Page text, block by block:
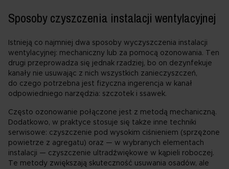
Sposoby czyszczenia instalacji wentylacyjnej
Istnieją co najmniej dwa sposoby wyczyszczenia instalacji
wentylacyjnej: mechaniczny lub za pomocą ozonowania. Ten
drugi przeprowadza się jednak rzadziej, bo on dezynfekuje
kanały nie usuwając z nich wszystkich zanieczyszczeń,
do czego potrzebna jest fizyczna ingerencja w kanał
odpowiedniego narzędzia: szczotek i ssawek.
Często ozonowanie połączone jest z metodą mechaniczną.
Dodatkowo, w praktyce stosuje się także inne techniki
serwisowe: czyszczenie pod wysokim ciśnieniem (sprzężone
powietrze z agregatu) oraz — w wybranych elementach
instalacji — czyszczenie ultradźwiękowe w kąpieli roboczej.
Te metody zwiększają skuteczność usuwania osadów, ale